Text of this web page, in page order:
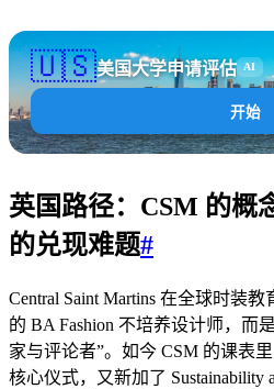
🇺🇸美国大学申请评估 AI
开始
英国路径：CSM 的概
的兑现难题#
Central Saint Martins 在全球时装
的 BA Fashion 不培养设计师，而
家与评论者”。如今 CSM 的课表
核心仪式，又新加了 Sustainability